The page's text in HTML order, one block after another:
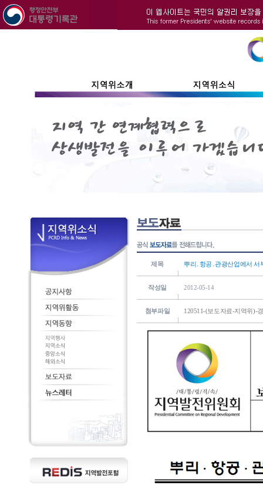
제목 뿌리․항공․관광산업에서 서
작성일 2012-05-14
첨부파일 120511-(보도자료-지역위)-